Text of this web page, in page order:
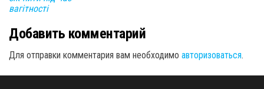
вагітності
Добавить комментарий
Для отправки комментария вам необходимо авторизоваться.